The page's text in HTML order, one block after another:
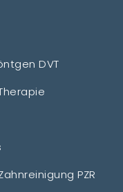
DVT
PZR